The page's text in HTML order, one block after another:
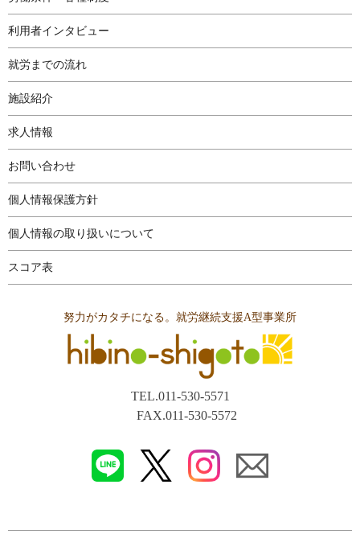
ン
利用者インタビュー
就労までの流れ
施設紹介
求人情報
お問い合わせ
個人情報保護方針
個人情報の取り扱いについて
スコア表
努力がカタチになる。就労継続支援A型事業所
TEL.011-530-5571
FAX.011-530-5572